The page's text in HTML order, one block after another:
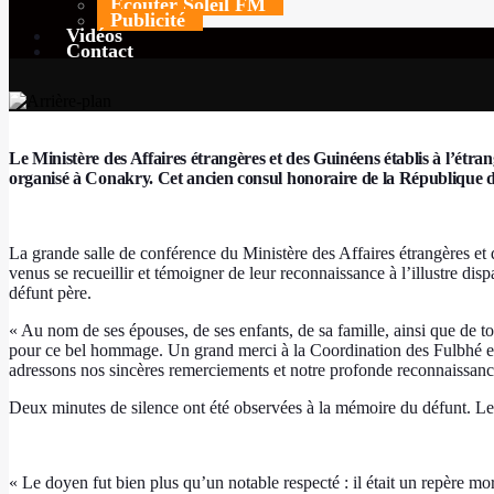
Publicité
Vidéos
Contact
Le Ministère des Affaires étrangères et des Guinéens établis à
organisé à Conakry. Cet ancien consul honoraire de la République
La grande salle de conférence du Ministère des Affaires étrangères
venus se recueillir et témoigner de leur reconnaissance à l’illustre
défunt père.
« Au nom de ses épouses, de ses enfants, de sa famille, ainsi que
pour ce bel hommage. Un grand merci à la Coordination des
adressons nos sincères remerciements et notre profonde
Deux minutes de silence ont été observées à la mémoire du défunt.
« Le doyen fut bien plus qu’un notable respecté : il était un repère